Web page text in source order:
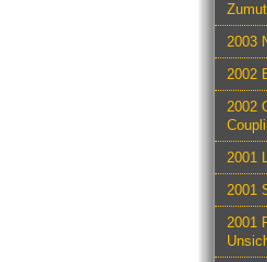
2003
2002
2002
2001
2001
2001